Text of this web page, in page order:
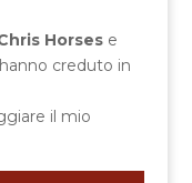
Horses e
creduto in
il mio